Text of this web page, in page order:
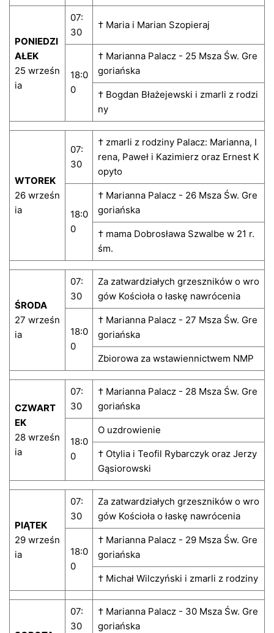
PONIEDZI
AŁEK
25 wrześn
ia
07:
30
† Maria i Marian Szopieraj
18:0
0
† Marianna Palacz - 25 Msza Św. Gre
goriańska
† Bogdan Błażejewski i zmarli z rodzi
ny
WTOREK
26 wrześn
ia
07:
30
† zmarli z rodziny Palacz: Marianna, I
rena, Paweł i Kazimierz oraz Ernest K
opyto
18:0
0
† Marianna Palacz - 26 Msza Św. Gre
goriańska
† mama Dobrosława Szwalbe w 21 r.
śm.
ŚRODA
27 wrześn
ia
07:
30
Za zatwardziałych grzeszników o wro
gów Kościoła o łaskę nawrócenia
18:0
0
† Marianna Palacz - 27 Msza Św. Gre
goriańska
Zbiorowa za wstawiennictwem NMP
CZWART
EK
28 wrześn
ia
07:
30
† Marianna Palacz - 28 Msza Św. Gre
goriańska
18:0
0
O uzdrowienie
† Otylia i Teofil Rybarczyk oraz Jerzy
Gąsiorowski
PIĄTEK
29 wrześn
ia
07:
30
Za zatwardziałych grzeszników o wro
gów Kościoła o łaskę nawrócenia
18:0
0
† Marianna Palacz - 29 Msza Św. Gre
goriańska
† Michał Wilczyński i zmarli z rodziny
07:
30
† Marianna Palacz - 30 Msza Św. Gre
goriańska